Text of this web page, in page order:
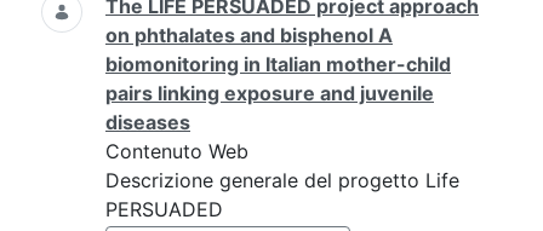
The LIFE PERSUADED project approach
on phthalates and bisphenol A
biomonitoring in Italian mother-child
pairs linking exposure and juvenile
diseases
Contenuto Web
Descrizione generale del progetto Life
PERSUADED